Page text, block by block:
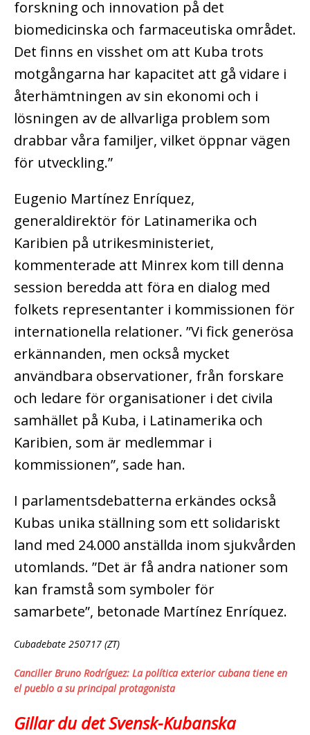
forskning och innovation på det
biomedicinska och farmaceutiska området.
Det finns en visshet om att Kuba trots
motgångarna har kapacitet att gå vidare i
återhämtningen av sin ekonomi och i
lösningen av de allvarliga problem som
drabbar våra familjer, vilket öppnar vägen
för utveckling.”
Eugenio Martínez Enríquez,
generaldirektör för Latinamerika och
Karibien på utrikesministeriet,
kommenterade att Minrex kom till denna
session beredda att föra en dialog med
folkets representanter i kommissionen för
internationella relationer. ”Vi fick generösa
erkännanden, men också mycket
användbara observationer, från forskare
och ledare för organisationer i det civila
samhället på Kuba, i Latinamerika och
Karibien, som är medlemmar i
kommissionen”, sade han.
I parlamentsdebatterna erkändes också
Kubas unika ställning som ett solidariskt
land med 24.000 anställda inom sjukvården
utomlands. ”Det är få andra nationer som
kan framstå som symboler för
samarbete”, betonade Martínez Enríquez.
Cubadebate 250717 (ZT)
Canciller Bruno Rodríguez: La política exterior cubana tiene en
el pueblo a su principal protagonista
Gillar du det Svensk-Kubanska